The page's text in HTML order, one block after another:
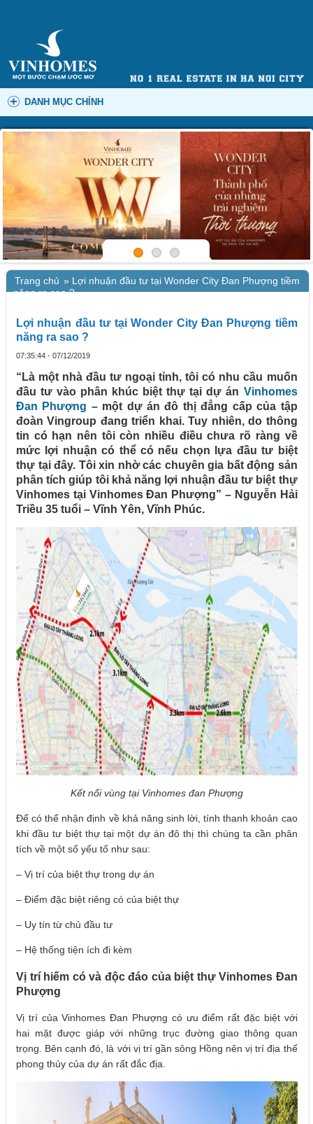
DANH MỤC CHÍNH
Trang chủ » Lợi nhuận đầu tư tại Wonder City Đan Phượng tiềm
năng ra sao ?
Lợi nhuận đầu tư tại Wonder City Đan Phượng tiềm
năng ra sao ?
07:35:44 - 07/12/2019
“Là một nhà đầu tư ngoại tỉnh, tôi có nhu cầu muốn
đầu tư vào phân khúc biệt thự tại dự án Vinhomes
Đan Phượng – một dự án đô thị đẳng cấp của tập
đoàn Vingroup đang triển khai. Tuy nhiên, do thông
tin có hạn nên tôi còn nhiều điều chưa rõ ràng về
mức lợi nhuận có thể có nếu chọn lựa đầu tư biệt
thự tại đây. Tôi xin nhờ các chuyên gia bất động sản
phân tích giúp tôi khả năng lợi nhuận đầu tư biệt thự
Vinhomes tại Vinhomes Đan Phượng” – Nguyễn Hải
Triều 35 tuổi – Vĩnh Yên, Vĩnh Phúc.
Kết nối vùng tại Vinhomes đan Phượng
Để có thể nhận định về khả năng sinh lời, tính thanh khoản cao
khi đầu tư biệt thự tại một dự án đô thị thì chúng ta cần phân
tích về một số yếu tố như sau:
– Vị trí của biệt thự trong dự án
– Điểm đặc biệt riêng có của biệt thự
– Uy tín từ chủ đầu tư
– Hệ thống tiện ích đi kèm
Vị trí hiếm có và độc đáo của biệt thự Vinhomes Đan
Phượng
Vị trí của Vinhomes Đan Phượng có ưu điểm rất đặc biệt với
hai mặt được giáp với những trục đường giao thông quan
trọng. Bên cạnh đó, là với vị trí gần sông Hồng nên vị trí địa thế
phong thủy của dự án rất đắc địa.